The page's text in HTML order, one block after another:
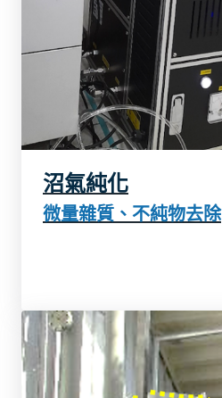
沼氣純化
微量雜質、不純物去除